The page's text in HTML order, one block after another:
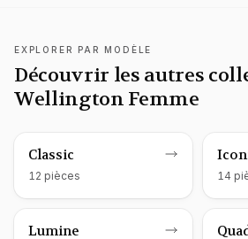
EXPLORER PAR MODÈLE
Découvrir les autres
Wellington Femme
Montre Daniel Wellington
Classicfemme
12 pièces 14
Montre Daniel Wellington
Luminefemme